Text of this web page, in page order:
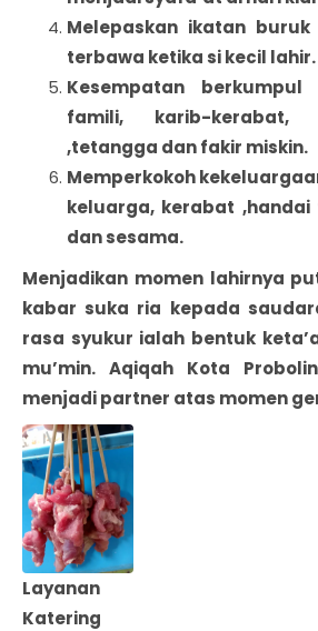
Melepaskan ikatan
terbawa ketika si kecil lahir.
Kesempatan
famili, karib-kerabat,
,tetangga dan fakir miskin.
Memperkokoh
keluarga, kerabat
dan sesama.
Menjadikan momen lahirnya
kabar suka ria kepada
rasa syukur ialah bentuk
mu’min. Aqiqah Kota
menjadi partner atas momen
Layanan
Katering